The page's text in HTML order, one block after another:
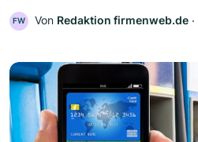
FW Von Redaktion firmenweb.de ‧